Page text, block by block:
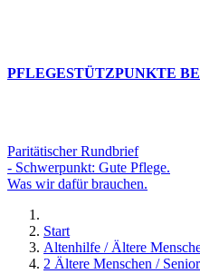
PFLEGESTÜTZPUNKTE
Paritätischer Rundbrief
- Schwerpunkt: Gute Pflege.
Was wir dafür brauchen.
Start
Altenhilfe / Ältere
2 Ältere Menschen /